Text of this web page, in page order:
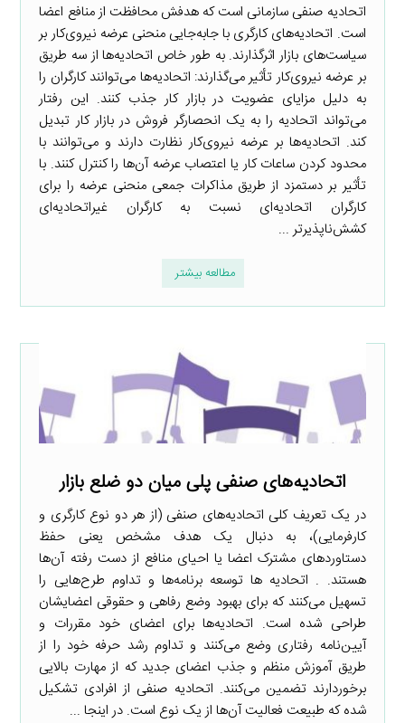
اتحادیه صنفی سازمانی است که هدفش محافظت از منافع اعضا
است. اتحادیه‌های کارگری با جابه‌جایی منحنی عرضه نیروی‌کار بر
سیاست‌های بازار اثرگذارند. به طور خاص اتحادیه‌ها از سه طریق
بر عرضه نیروی‌کار تأثیر می‌گذارند: اتحادیه‌ها می‌توانند کارگران را
به دلیل مزایای عضویت در بازار کار جذب کنند. این رفتار
می‌تواند اتحادیه را به یک انحصارگر فروش در بازار کار تبدیل
کند. اتحادیه‌ها بر عرضه نیروی‌کار نظارت دارند و می‌توانند با
محدود کردن ساعات کار یا اعتصاب عرضه آن‌ها را کنترل کنند. با
تأثیر بر دستمزد از طریق مذاکرات جمعی منحنی عرضه را برای
کارگران اتحادیه‌ای نسبت به کارگران غیراتحادیه‌ای
کشش‌ناپذیرتر ...
مطالعه بیشتر
اتحادیه‌های صنفی پلی میان دو ضلع بازار
در یک تعریف کلی اتحادیه‌های صنفی (از هر دو نوع کارگری و
کارفرمایی)، به دنبال یک هدف مشخص یعنی حفظ
دستاوردهای مشترک اعضا یا احیای منافع از دست رفته آن‌ها
هستند. . اتحادیه ­ها توسعه برنامه‌ها و تداوم طرح‌هایی را
تسهیل می‌کنند که برای بهبود وضع رفاهی و حقوقی اعضایشان
طراحی شده است. اتحادیه‌ها برای اعضای خود مقررات و
آیین‌نامه رفتاری وضع می‌کنند و تداوم رشد حرفه خود را از
طریق آموزش منظم و جذب اعضای جدید که از مهارت بالایی
برخوردارند تضمین می‌کنند. اتحادیه صنفی از افرادی تشکیل
شده که طبیعت فعالیت آن‌ها از یک نوع است. در اینجا ...